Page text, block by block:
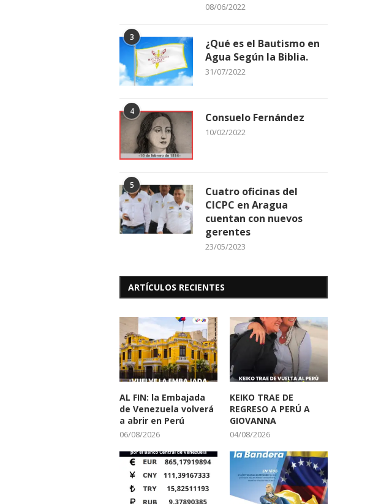
08/06/2022
3
¿Qué es el Bautismo en
Agua Según la Biblia.
31/07/2022
4 Consuelo Fernández
10/02/2022
5
Cuatro oficinas del
CICPC en Aragua
cuentan con nuevos
gerentes
23/05/2023
ARTÍCULOS RECIENTES
AL FIN: la Embajada
de Venezuela volverá
a abrir en Perú
06/08/2026
KEIKO TRAE DE
REGRESO A PERÚ A
GIOVANNA
04/08/2026